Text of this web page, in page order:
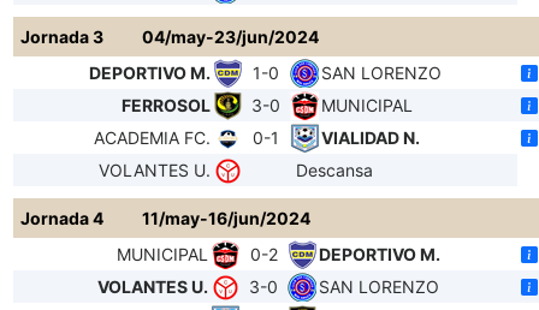
Jornada 3
04/may-23/jun/2024
DEPORTIVO M.
1-0
SAN LORENZO
FERROSOL
3-0
MUNICIPAL
ACADEMIA FC.
0-1
VIALIDAD N.
VOLANTES U.
Descansa
Jornada 4
11/may-16/jun/2024
MUNICIPAL
0-2
DEPORTIVO M.
VOLANTES U.
3-0
SAN LORENZO